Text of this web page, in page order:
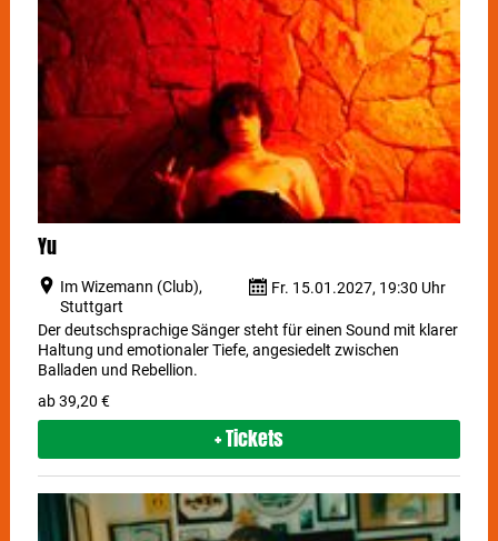
Yu
Im Wizemann (Club),
Stuttgart
Fr. 15.01.2027, 19:30 Uhr
Der deutschsprachige Sänger steht für einen Sound mit klarer
Haltung und emotionaler Tiefe, angesiedelt zwischen
Balladen und Rebellion.
ab 39,20 €
+ Tickets